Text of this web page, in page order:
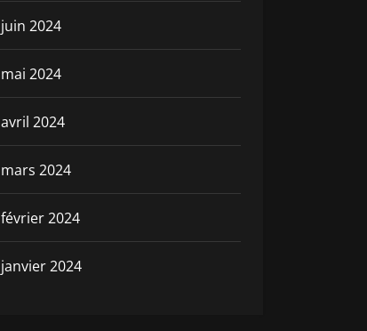
juin 2024
mai 2024
avril 2024
mars 2024
février 2024
janvier 2024